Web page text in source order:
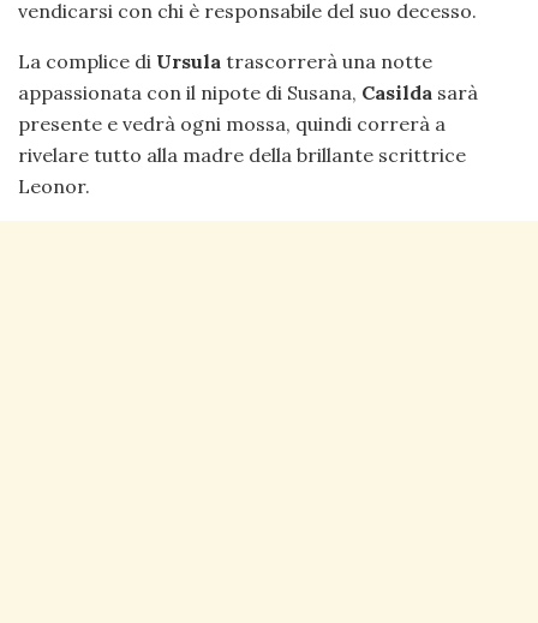
vendicarsi con chi è responsabile del suo decesso.
La complice di Ursula trascorrerà una notte
appassionata con il nipote di Susana, Casilda sarà
presente e vedrà ogni mossa, quindi correrà a
rivelare tutto alla madre della brillante scrittrice
Leonor.